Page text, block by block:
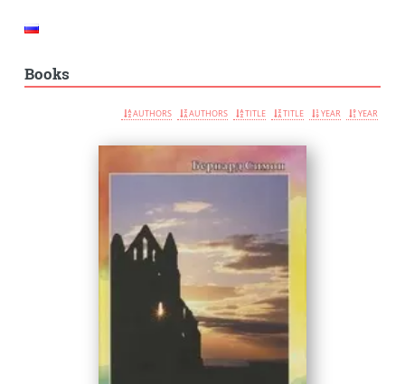
Books
AUTHORS AUTHORS TITLE TITLE YEAR YEAR